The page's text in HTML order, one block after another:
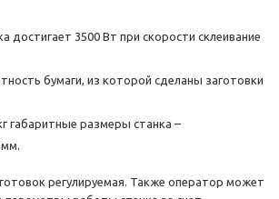
достигает 3500 Вт при скорости склеивание
бумаги, из которой сделаны заготовки
габаритные размеры станка –
регулируемая. Также оператор может